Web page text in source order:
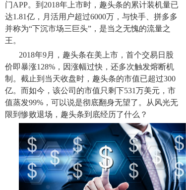
门APP。到2018年上市时，趣头条的累计装机量已
达1.81亿，月活用户超过6000万，与快手、拼多多
并称为“下沉市场三巨头”，是当之无愧的流量之
王。
2018年9月，趣头条在美上市，首个交易日股
价即暴涨128%，因涨幅过快，还多次触发熔断机
制。截止到当天收盘时，趣头条的市值已超过300
亿。而如今，该公司的市值只剩下531万美元，市
值蒸发99%，可以说是彻底翻身无望了。从风光无
限到惨败退场，趣头条到底经历了什么？